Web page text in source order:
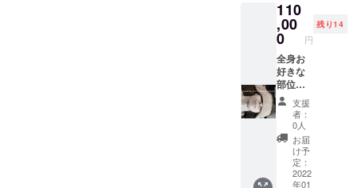
ターン
の権利
の有効
2022年
1月〜
2022年
4月」
費・保
険等に
係るト
ラブル
等が発
生した
場合
も、弊
社では
責任を
負いか
ねます
ため、
上記ご
ざいま
せん。
効果に
は個人
差がご
ざいま
すこと
を予め
ご了承
くださ
い。」
恐れ入
ります
が、当
110
,00
0 円
残り14
全身お
好きな
部位全
て無料1
回 入会
金、月
会費1年
間無料
御礼
メール
支援
者：
0人
お届
け予
定：
2022
年01